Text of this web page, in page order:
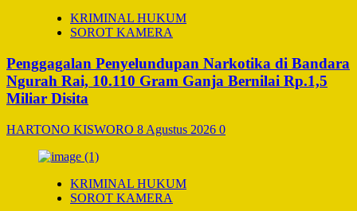
KRIMINAL HUKUM
SOROT KAMERA
Penggagalan Penyelundupan Narkotika di Bandara
Ngurah Rai, 10.110 Gram Ganja Bernilai Rp.1,5
Miliar Disita
HARTONO KISWORO 8 Agustus 2026 0
KRIMINAL HUKUM
SOROT KAMERA